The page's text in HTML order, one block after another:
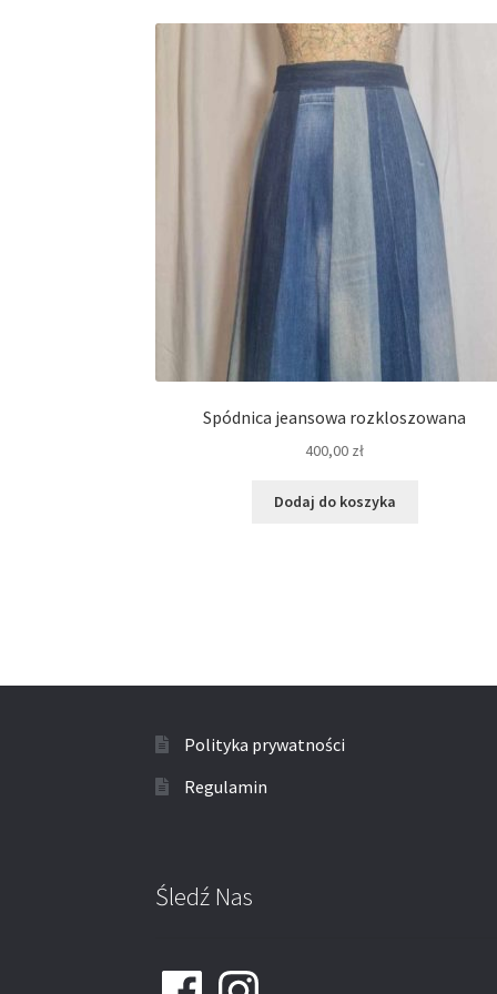
Spódnica jeansowa rozkloszowana
400,00 zł
Dodaj do koszyka
Polityka prywatności
Regulamin
Śledź Nas
FacebookInstagram